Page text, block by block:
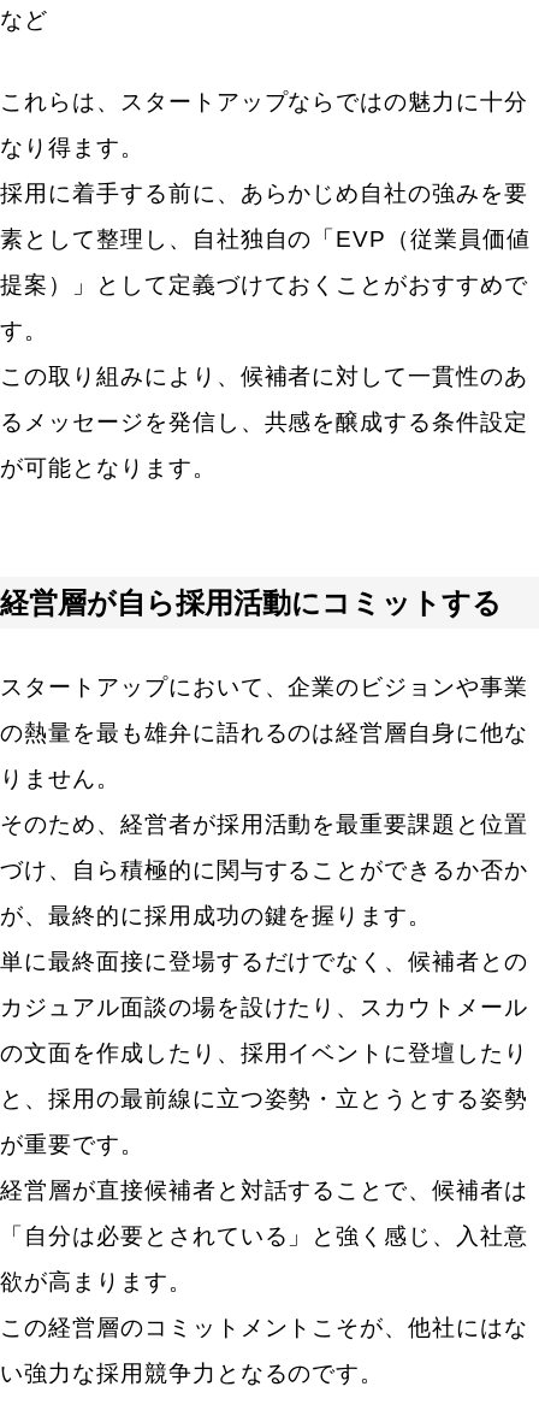
など
これらは、スタートアップならではの魅力に十分
なり得ます。
採用に着手する前に、あらかじめ自社の強みを要
素として整理し、自社独自の「EVP（従業員価値
提案）」として定義づけておくことがおすすめで
す。
この取り組みにより、候補者に対して一貫性のあ
るメッセージを発信し、共感を醸成する条件設定
が可能となります。
経営層が自ら採用活動にコミットする
スタートアップにおいて、企業のビジョンや事業
の熱量を最も雄弁に語れるのは経営層自身に他な
りません。
そのため、経営者が採用活動を最重要課題と位置
づけ、自ら積極的に関与することができるか否か
が、最終的に採用成功の鍵を握ります。
単に最終面接に登場するだけでなく、候補者との
カジュアル面談の場を設けたり、スカウトメール
の文面を作成したり、採用イベントに登壇したり
と、採用の最前線に立つ姿勢・立とうとする姿勢
が重要です。
経営層が直接候補者と対話することで、候補者は
「自分は必要とされている」と強く感じ、入社意
欲が高まります。
この経営層のコミットメントこそが、他社にはな
い強力な採用競争力となるのです。